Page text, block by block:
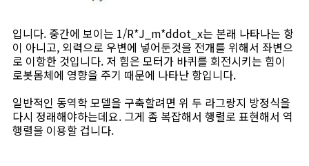
입니다. 중간에 보이는 1/R*J_m*ddot_x는 본래 나타나는 항
이 아니고, 외력으로 우변에 넣어둔것을 전개를 위해서 좌변으
로 이항한 것입니다. 저 힘은 모터가 바퀴를 회전시키는 힘이
로봇몸체에 영향을 주기 때문에 나타난 항입니다.
일반적인 동역학 모델을 구축할려면 위 두 라그랑지 방정식을
다시 정래해야하는데요. 그게 좀 복잡해서 행렬로 표현해서 역
행렬을 이용할 겁니다.